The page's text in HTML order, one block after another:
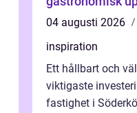
04 augusti 2026
inspiration
Ett hållbart och
viktigaste
fastighet i